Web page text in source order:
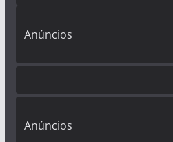
Anúncios
Anúncios